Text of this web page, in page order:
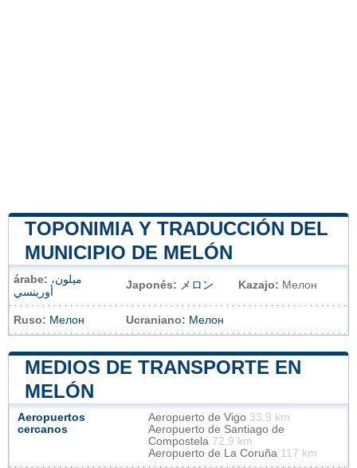
TOPONIMIA Y TRADUCCIÓN DEL
MUNICIPIO DE MELÓN
árabe: ميلون،
أورينسي
Japonés: メロン Kazajo: Мелон
Ruso: Мелон Ucraniano: Мелон
MEDIOS DE TRANSPORTE EN
MELÓN
Aeropuertos
cercanos
Aeropuerto de Vigo 33.9 km
Aeropuerto de Santiago de
Compostela 72.9 km
Aeropuerto de La Coruña 117 km